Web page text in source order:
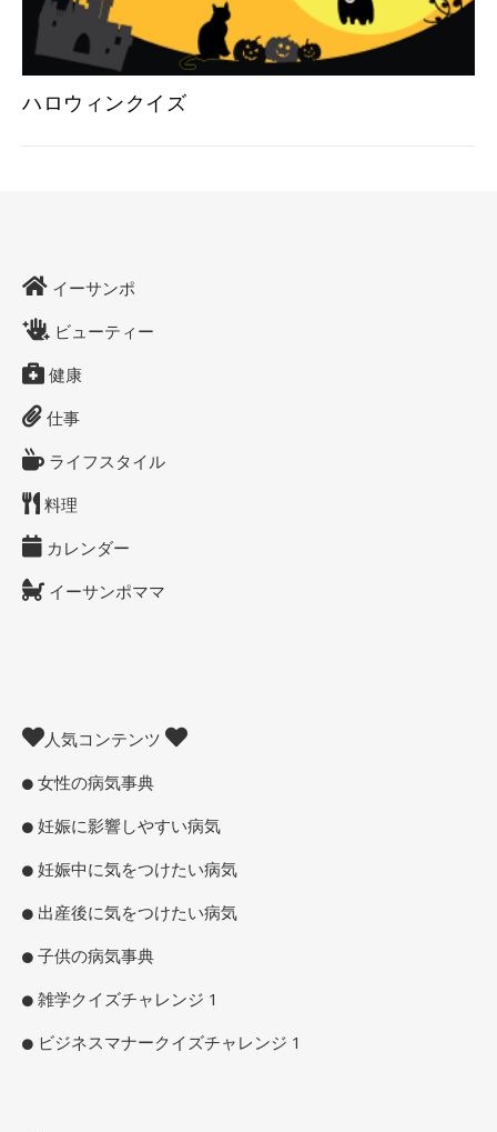
ハロウィンクイズ
イーサンポ
ビューティー
健康
仕事
ライフスタイル
料理
カレンダー
イーサンポママ
人気コンテンツ
女性の病気事典
妊娠に影響しやすい病気
妊娠中に気をつけたい病気
出産後に気をつけたい病気
子供の病気事典
雑学クイズチャレンジ 1
ビジネスマナークイズチャレンジ 1